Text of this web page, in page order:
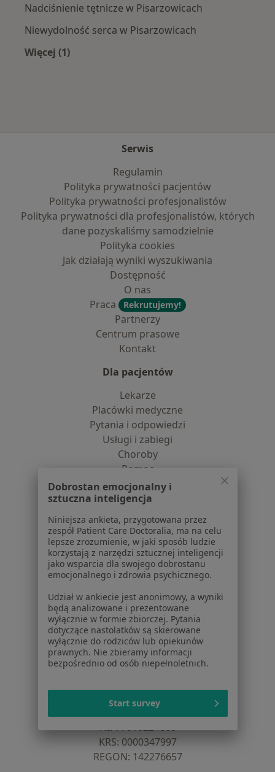
Nadciśnienie tętnicze w Pisarzowicach
Niewydolność serca w Pisarzowicach
Więcej (1)
Serwis
Regulamin
Polityka prywatności pacjentów
Polityka prywatności profesjonalistów
Polityka prywatności dla profesjonalistów, których
dane pozyskaliśmy samodzielnie
Polityka cookies
Jak działają wyniki wyszukiwania
Dostępność
O nas
Praca
Rekrutujemy!
Partnerzy
Centrum prasowe
Kontakt
Dla pacjentów
Lekarze
Placówki medyczne
Pytania i odpowiedzi
Usługi i zabiegi
Choroby
Pomoc
Aplikacje mobilne
Blog dla pacjentów
Dla profesjonalistów
Cennik
Dla lekarzy
Dla placówek medycznych
Baza wiedzy
Centrum Pomocy dla Specjalisty
Kontakt ZnanyLekarz - Strona główna
ZnanyLekarz Sp. z o.o.
ul. Kolejowa 5/7
01-217 Warszawa, Polska
NIP: ⁠7010224868
KRS: ⁠0000347997
REGON: ⁠142276657
Dobrostan emocjonalny i
sztuczna inteligencja
Niniejsza ankieta, przygotowana przez
zespół Patient Care Doctoralia, ma na celu
lepsze zrozumienie, w jaki sposób ludzie
korzystają z narzędzi sztucznej inteligencji
jako wsparcia dla swojego dobrostanu
emocjonalnego i zdrowia psychicznego.
Udział w ankiecie jest anonimowy, a wyniki
będą analizowane i prezentowane
wyłącznie w formie zbiorczej. Pytania
dotyczące nastolatków są skierowane
wyłącznie do rodziców lub opiekunów
prawnych. Nie zbieramy informacji
bezpośrednio od osób niepełnoletnich.
Start survey